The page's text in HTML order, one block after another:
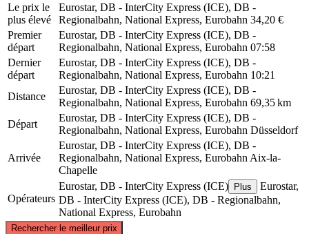
Le prix le
plus élevé
Eurostar, DB - InterCity Express (ICE), DB -
Regionalbahn, National Express, Eurobahn 34,20 €
Premier
départ
Eurostar, DB - InterCity Express (ICE), DB -
Regionalbahn, National Express, Eurobahn 07:58
Dernier
départ
Eurostar, DB - InterCity Express (ICE), DB -
Regionalbahn, National Express, Eurobahn 10:21
Distance
Eurostar, DB - InterCity Express (ICE), DB -
Regionalbahn, National Express, Eurobahn 69,35 km
Départ
Eurostar, DB - InterCity Express (ICE), DB -
Regionalbahn, National Express, Eurobahn Düsseldorf
Arrivée
Eurostar, DB - InterCity Express (ICE), DB -
Regionalbahn, National Express, Eurobahn Aix-la-
Chapelle
Opérateurs
Eurostar, DB - InterCity Express (ICE) Plus
Eurostar,
DB - InterCity Express (ICE), DB - Regionalbahn,
National Express, Eurobahn
Rechercher le meilleur prix
©CARTO